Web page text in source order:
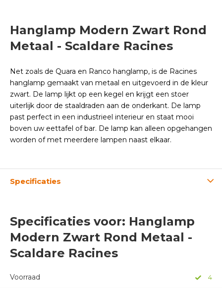
Hanglamp Modern Zwart Rond
Metaal - Scaldare Racines
Net zoals de Quara en Ranco hanglamp, is de Racines
hanglamp gemaakt van metaal en uitgevoerd in de kleur
zwart. De lamp lijkt op een kegel en krijgt een stoer
uiterlijk door de staaldraden aan de onderkant. De lamp
past perfect in een industrieel interieur en staat mooi
boven uw eettafel of bar. De lamp kan alleen opgehangen
worden of met meerdere lampen naast elkaar.
Specificaties
Specificaties voor: Hanglamp
Modern Zwart Rond Metaal -
Scaldare Racines
Voorraad 4